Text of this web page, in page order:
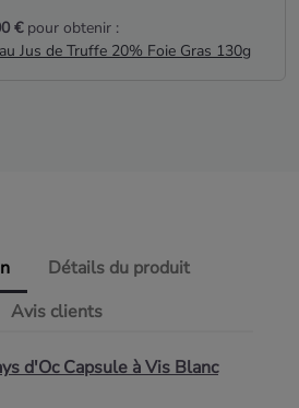
€pour obtenir :
Jus de Truffe 20% Foie Gras 130g
Détails du produit
Avis clients
d'Oc Capsule à Vis Blanc